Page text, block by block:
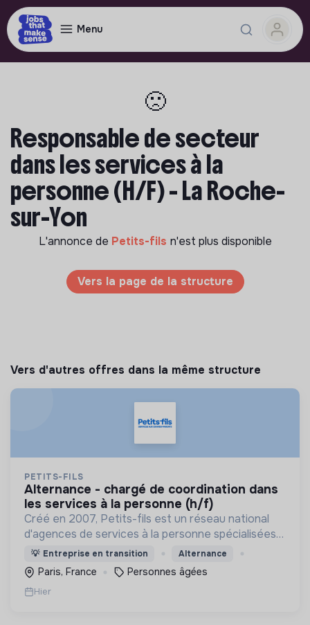
Menu
🙁
Responsable de secteur
dans les services à la
personne (H/F) - La Roche-
sur-Yon
L'annonce de Petits-fils n'est plus disponible
Vers la page de la structure
Vers d'autres offres dans la même structure
PETITS-FILS
alternance - chargé de coordination dans
les services à la personne (h/f)
Créé en 2007, Petits-fils est un réseau national
d'agences de services à la personne spécialisées
dans l'aide à domicile pour les personnes âgées.
💡 Entreprise en transition Alternance
Paris, France Personnes âgées
Hier